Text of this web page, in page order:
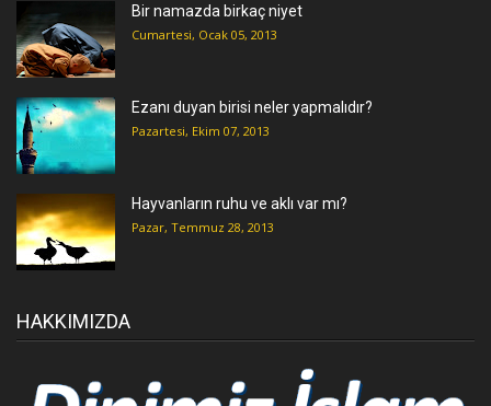
Bir namazda birkaç niyet
Cumartesi, Ocak 05, 2013
Ezanı duyan birisi neler yapmalıdır?
Pazartesi, Ekim 07, 2013
Hayvanların ruhu ve aklı var mı?
Pazar, Temmuz 28, 2013
HAKKIMIZDA